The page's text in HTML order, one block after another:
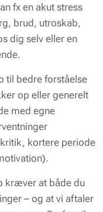
fx en akut stress
brud, utroskab,
dig selv eller en
til bedre forståelse
op eller generelt
med egne
kortere periode
kræver at både du
– og at vi aftaler